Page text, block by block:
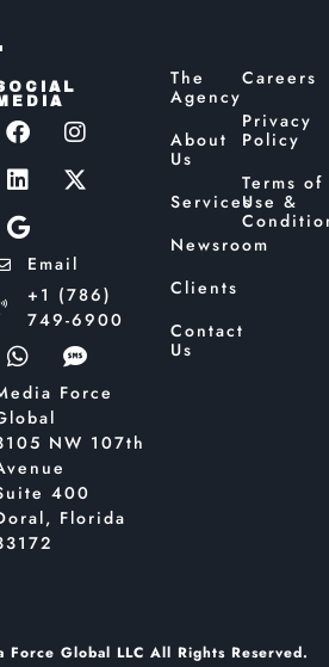
Email
+1 (786)
749-6900
Force
NW 107th
400
Florida
The
Agency
About
Us
Services
Newsroom
Clients
Contact
Us
Careers
Privacy
Policy
Terms of
Use &
Global LLC All Rights Reserved.